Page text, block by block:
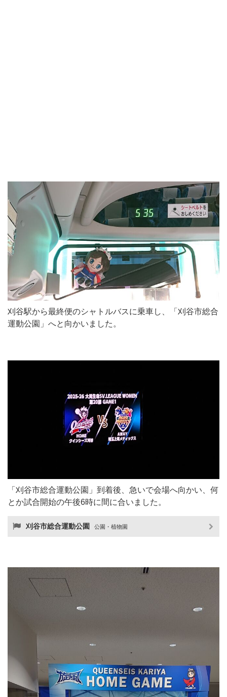
刈谷駅から最終便のシャトルバスに乗車し、「刈谷市総合
運動公園」へと向かいました。
「刈谷市総合運動公園」到着後、急いで会場へ向かい、何
とか試合開始の午後6時に間に合いました。
刈谷市総合運動公園 公園・植物園